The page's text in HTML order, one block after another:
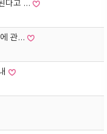
다고 …
관…